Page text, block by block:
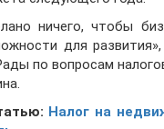
ничего, чтобы
для
по вопросам
Налог на